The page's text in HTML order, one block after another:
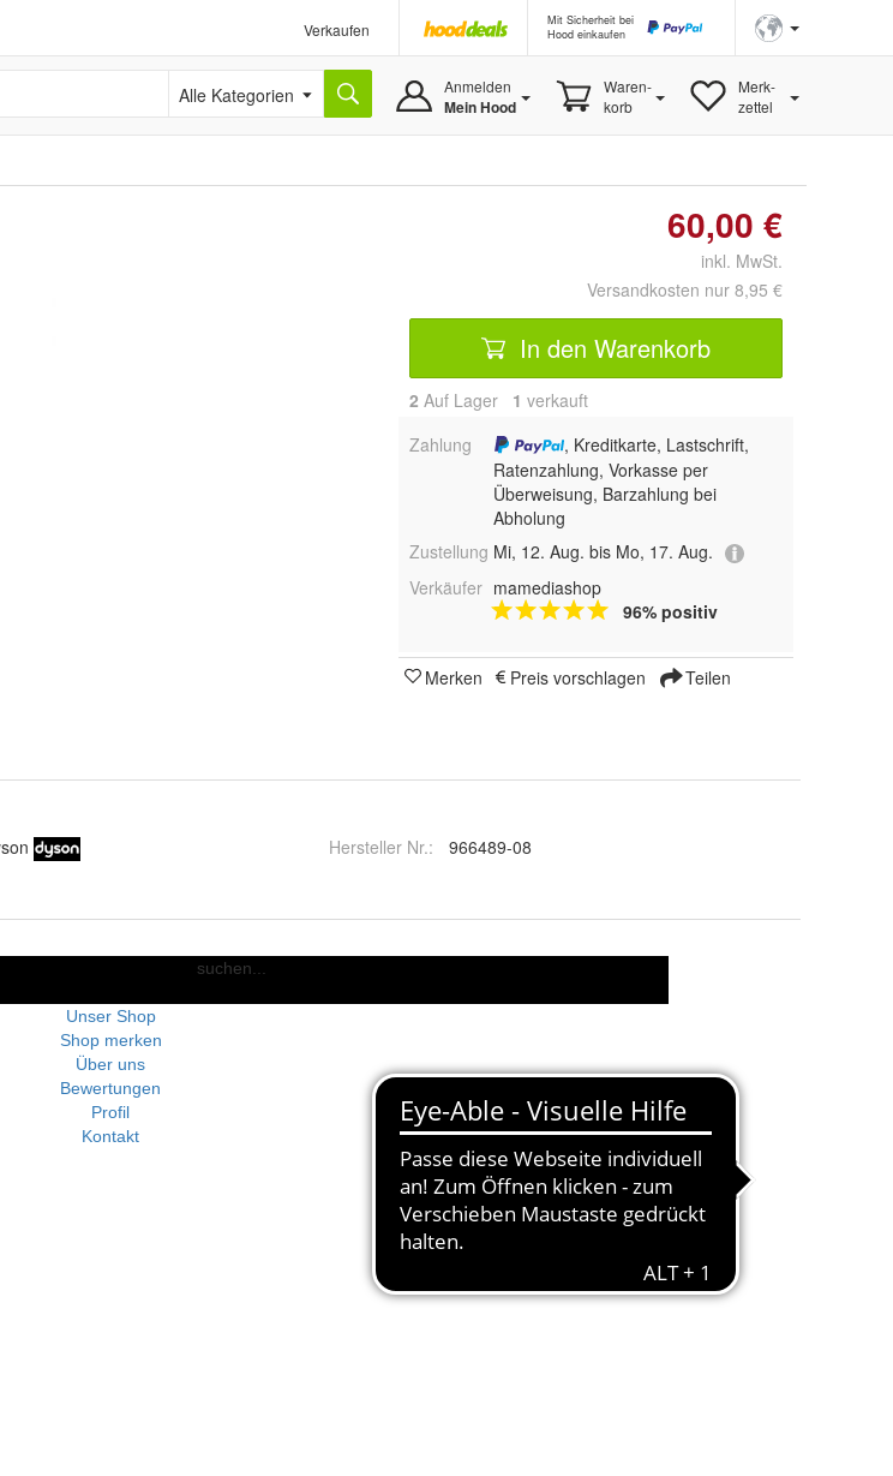
Verkaufen
Mit Sicherheit bei
Hood einkaufen
Alle Kategorien Anmelden
Mein Hood
Waren-
korb
Merk-
zettel
60,00 €
inkl. MwSt.
Versandkosten nur 8,95 €
In den Warenkorb
2 Auf Lager 1 verkauft
Zahlung
, Kreditkarte, Lastschrift,
Ratenzahlung, Vorkasse per
Überweisung, Barzahlung bei
Abholung
Zustellung Mi, 12. Aug. bis Mo, 17. Aug.
Verkäufer mamediashop
96% positiv
Merken Preis vorschlagen Teilen
Hersteller Nr.: 966489-08